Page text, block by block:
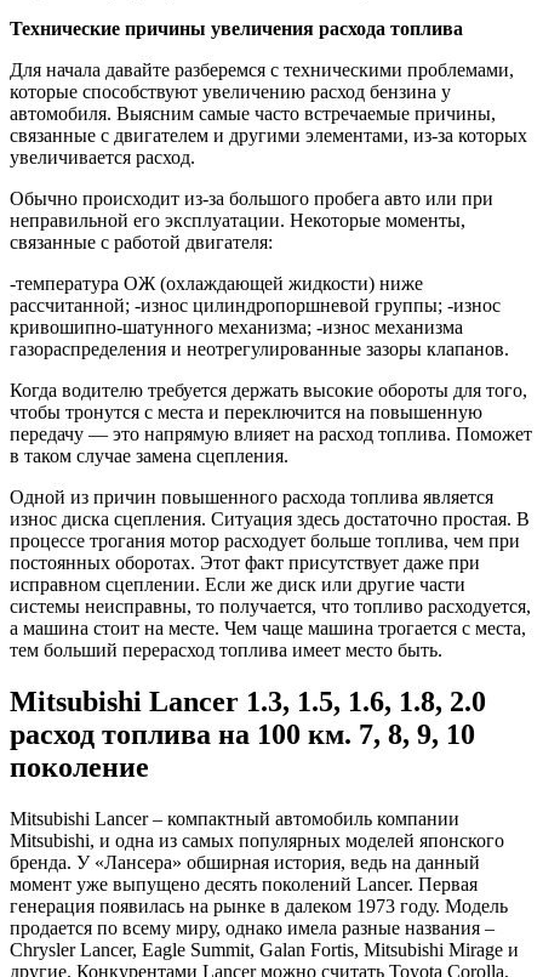
Технические причины увеличения расхода топлива
Для начала давайте разберемся с техническими проблемами,
которые способствуют увеличению расход бензина у
автомобиля. Выясним самые часто встречаемые причины,
связанные с двигателем и другими элементами, из-за которых
увеличивается расход.
Обычно происходит из-за большого пробега авто или при
неправильной его эксплуатации. Некоторые моменты,
связанные с работой двигателя:
-температура ОЖ (охлаждающей жидкости) ниже
рассчитанной; -износ цилиндропоршневой группы; -износ
кривошипно-шатунного механизма; -износ механизма
газораспределения и неотрегулированные зазоры клапанов.
Когда водителю требуется держать высокие обороты для того,
чтобы тронутся с места и переключится на повышенную
передачу — это напрямую влияет на расход топлива. Поможет
в таком случае замена сцепления.
Одной из причин повышенного расхода топлива является
износ диска сцепления. Ситуация здесь достаточно простая. В
процессе трогания мотор расходует больше топлива, чем при
постоянных оборотах. Этот факт присутствует даже при
исправном сцеплении. Если же диск или другие части
системы неисправны, то получается, что топливо расходуется,
а машина стоит на месте. Чем чаще машина трогается с места,
тем больший перерасход топлива имеет место быть.
Mitsubishi Lancer 1.3, 1.5, 1.6, 1.8, 2.0
расход топлива на 100 км. 7, 8, 9, 10
поколение
Mitsubishi Lancer – компактный автомобиль компании
Mitsubishi, и одна из самых популярных моделей японского
бренда. У «Лансера» обширная история, ведь на данный
момент уже выпущено десять поколений Lancer. Первая
генерация появилась на рынке в далеком 1973 году. Модель
продается по всему миру, однако имела разные названия –
Chrysler Lancer, Eagle Summit, Galan Fortis, Mitsubishi Mirage и
другие. Конкурентами Lancer можно считать Toyota Corolla,